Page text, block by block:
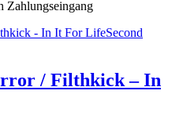
Zahlungseingang
Second
/ Filthkick – In